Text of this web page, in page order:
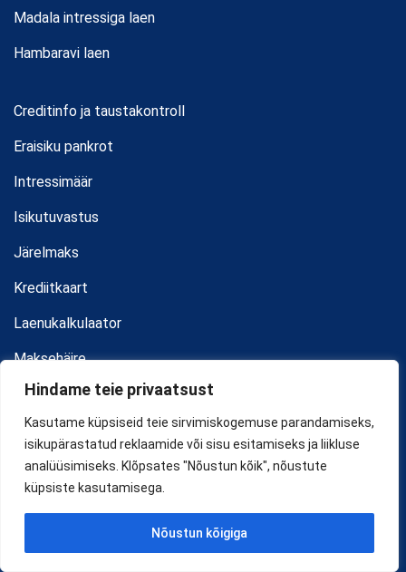
Hindame teie privaatsust
Kasutame küpsiseid teie sirvimiskogemuse parandamiseks,
isikupärastatud reklaamide või sisu esitamiseks ja liikluse
analüüsimiseks. Klõpsates "Nõustun kõik", nõustute
küpsiste kasutamisega.
Nõustun kõigiga
Madala intressiga laen
Hambaravi laen
Creditinfo ja taustakontroll
Eraisiku pankrot
Intressimäär
Isikutuvastus
Järelmaks
Krediitkaart
Laenukalkulaator
Maksehäire
Maksepuhkus
Maksimaalne laenusumma
Pangalaen
Laenulimiit